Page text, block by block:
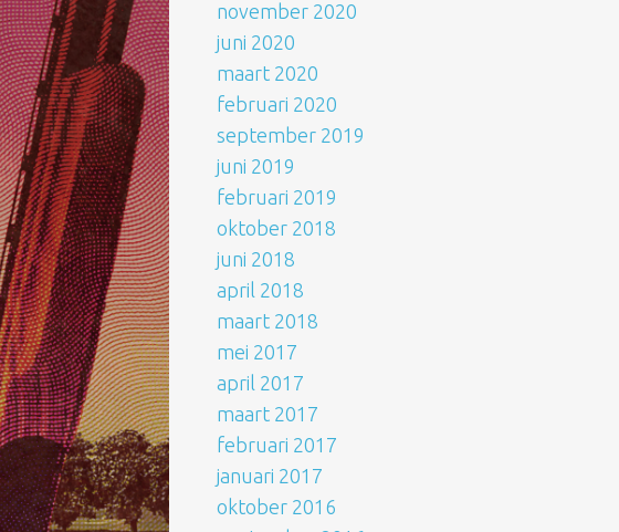
november 2020
juni 2020
maart 2020
februari 2020
september 2019
juni 2019
februari 2019
oktober 2018
juni 2018
april 2018
maart 2018
mei 2017
april 2017
maart 2017
februari 2017
januari 2017
oktober 2016